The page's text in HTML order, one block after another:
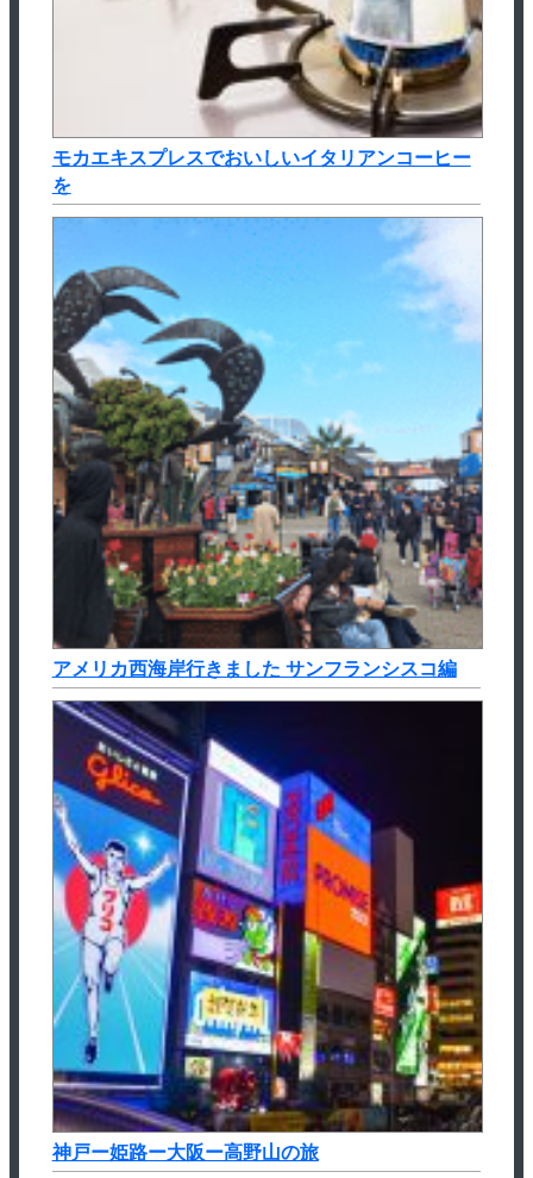
モカエキスプレスでおいしいイタリアンコーヒー
を
アメリカ西海岸行きました サンフランシスコ編
神戸ー姫路ー大阪ー高野山の旅